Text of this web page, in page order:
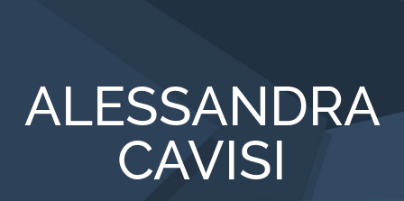
ALESSANDRA
CAVISI